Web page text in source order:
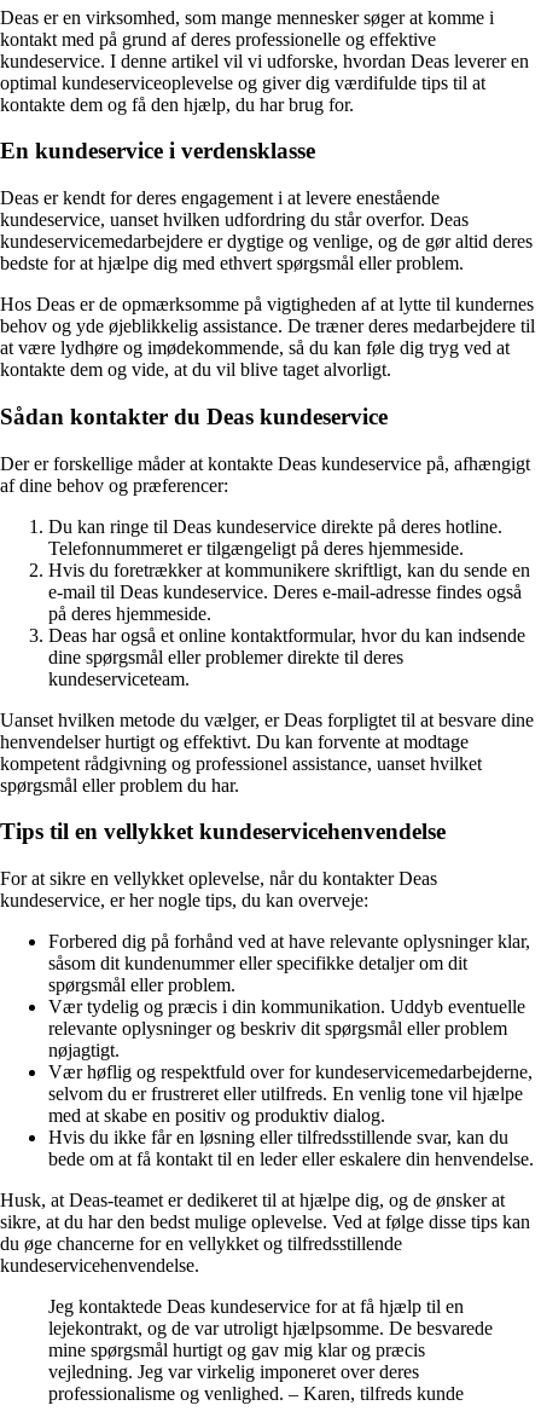
Deas er en virksomhed, som mange mennesker søger at komme i
kontakt med på grund af deres professionelle og effektive
kundeservice. I denne artikel vil vi udforske, hvordan Deas leverer en
optimal kundeserviceoplevelse og giver dig værdifulde tips til at
kontakte dem og få den hjælp, du har brug for.
En kundeservice i verdensklasse
Deas er kendt for deres engagement i at levere enestående
kundeservice, uanset hvilken udfordring du står overfor. Deas
kundeservicemedarbejdere er dygtige og venlige, og de gør altid deres
bedste for at hjælpe dig med ethvert spørgsmål eller problem.
Hos Deas er de opmærksomme på vigtigheden af ​​at lytte til kundernes
behov og yde øjeblikkelig assistance. De træner deres medarbejdere til
at være lydhøre og imødekommende, så du kan føle dig tryg ved at
kontakte dem og vide, at du vil blive taget alvorligt.
Sådan kontakter du Deas kundeservice
Der er forskellige måder at kontakte Deas kundeservice på, afhængigt
af dine behov og præferencer:
Du kan ringe til Deas kundeservice direkte på deres hotline.
Telefonnummeret er tilgængeligt på deres hjemmeside.
Hvis du foretrækker at kommunikere skriftligt, kan du sende en
e-mail til Deas kundeservice. Deres e-mail-adresse findes også
på deres hjemmeside.
Deas har også et online kontaktformular, hvor du kan indsende
dine spørgsmål eller problemer direkte til deres
kundeserviceteam.
Uanset hvilken metode du vælger, er Deas forpligtet til at besvare dine
henvendelser hurtigt og effektivt. Du kan forvente at modtage
kompetent rådgivning og professionel assistance, uanset hvilket
spørgsmål eller problem du har.
Tips til en vellykket kundeservicehenvendelse
For at sikre en vellykket oplevelse, når du kontakter Deas
kundeservice, er her nogle tips, du kan overveje:
Forbered dig på forhånd ved at have relevante oplysninger klar,
såsom dit kundenummer eller specifikke detaljer om dit
spørgsmål eller problem.
Vær tydelig og præcis i din kommunikation. Uddyb eventuelle
relevante oplysninger og beskriv dit spørgsmål eller problem
nøjagtigt.
Vær høflig og respektfuld over for kundeservicemedarbejderne,
selvom du er frustreret eller utilfreds. En venlig tone vil hjælpe
med at skabe en positiv og produktiv dialog.
Hvis du ikke får en løsning eller tilfredsstillende svar, kan du
bede om at få kontakt til en leder eller eskalere din henvendelse.
Husk, at Deas-teamet er dedikeret til at hjælpe dig, og de ønsker at
sikre, at du har den bedst mulige oplevelse. Ved at følge disse tips kan
du øge chancerne for en vellykket og tilfredsstillende
kundeservicehenvendelse.
Jeg kontaktede Deas kundeservice for at få hjælp til en
lejekontrakt, og de var utroligt hjælpsomme. De besvarede
mine spørgsmål hurtigt og gav mig klar og præcis
vejledning. Jeg var virkelig imponeret over deres
professionalisme og venlighed. – Karen, tilfreds kunde